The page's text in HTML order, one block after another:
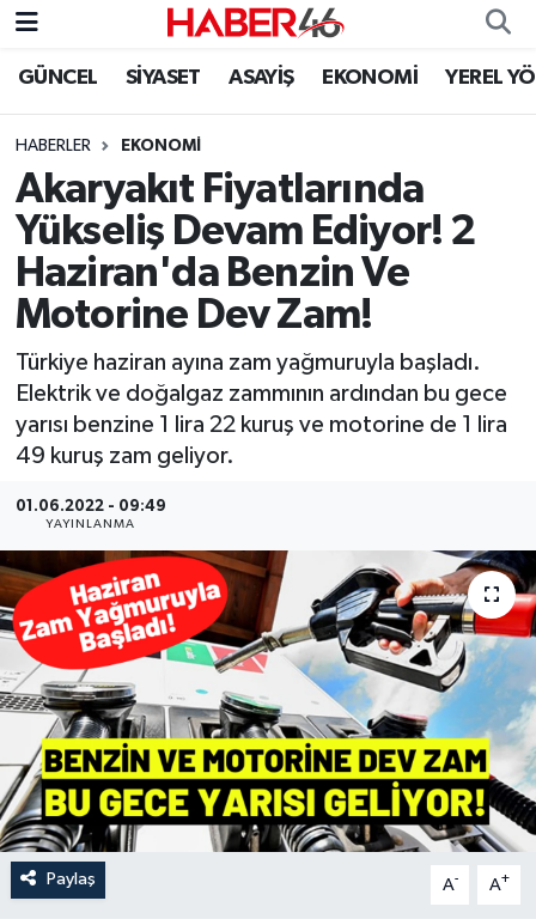
GÜNCEL SİYASET ASAYİŞ EKONOMİ YEREL
HABERLER EKONOMI
Akaryakıt Fiyatlarında
Yükseliş Devam Ediyor! 2
Haziran'da Benzin Ve
Motorine Dev Zam!
Türkiye haziran ayına zam yağmuruyla başladı.
Elektrik ve doğalgaz zammının ardından bu gece
yarısı benzine 1 lira 22 kuruş ve motorine de 1 lira
49 kuruş zam geliyor.
01.06.2022 - 09:49
YAYINLANMA
Paylaş A- A+
GÜNCEL
SİYASET
EKONOMİ
SPOR
YAŞAM
TEKNOLOJİ
SAĞLIK
EĞİTİM
İLÇE HABERLERİ
KÜLTÜR-SANAT
KSÜ
DÜNYA
ROPORTAJ
MAGAZİN
Nöbetçi Eczaneler
Hava Durumu
Kahramanmaraş Namaz Vakitleri
Trafik Durumu
Süper Lig Puan Durumu ve Fikstür
Tüm Manşetler
Son Dakika Haberleri
Haber Arşivi